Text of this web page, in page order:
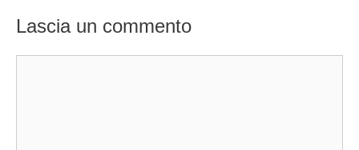
Lascia un commento